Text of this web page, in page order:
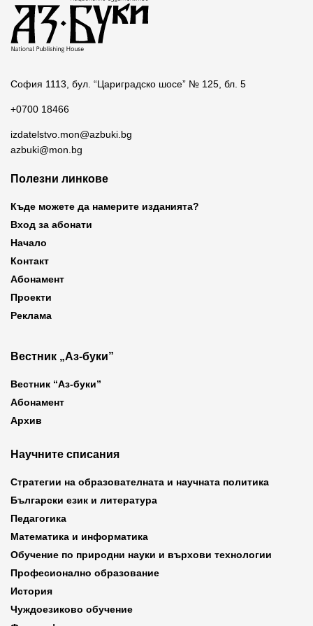
София 1113, бул. “Цариградско шосе” № 125, бл. 5
+0700 18466
izdatelstvo.mon@azbuki.bg
azbuki@mon.bg
Полезни линкове
Къде можете да намерите изданията?
Вход за абонати
Начало
Контакт
Абонамент
Проекти
Реклама
Вестник „Аз-буки”
Вестник “Аз-буки”
Абонамент
Архив
Научните списания
Стратегии на образователната и научната политика
Български език и литература
Педагогика
Математика и информатика
Обучение по природни науки и върхови технологии
Професионално образование
История
Чуждоезиково обучение